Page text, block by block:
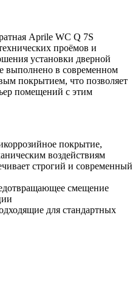
Aprile WC Q 7S
проёмов и
установки дверной
выполнено в современном
покрытием, что позволяет
помещений с этим
покрытие,
воздействиям
строгий и современный
смещение
для стандартных